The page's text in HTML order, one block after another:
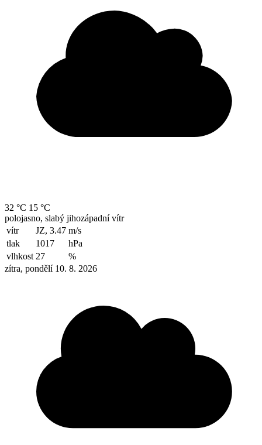
32 °C 15 °C
polojasno, slabý jihozápadní vítr
vítr
JZ, 3.47 m/s
tlak
1017
hPa
vlhkost 27
%
zítra, pondělí 10. 8. 2026